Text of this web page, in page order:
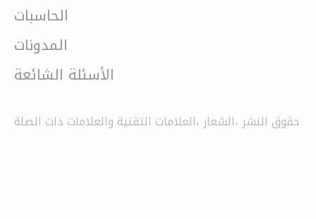
الحاسبات
المدونات
الأسئلة الشائعة
حقوق النشر ،الشعار ،العلامات التقنية والعلامات ذات الصلة